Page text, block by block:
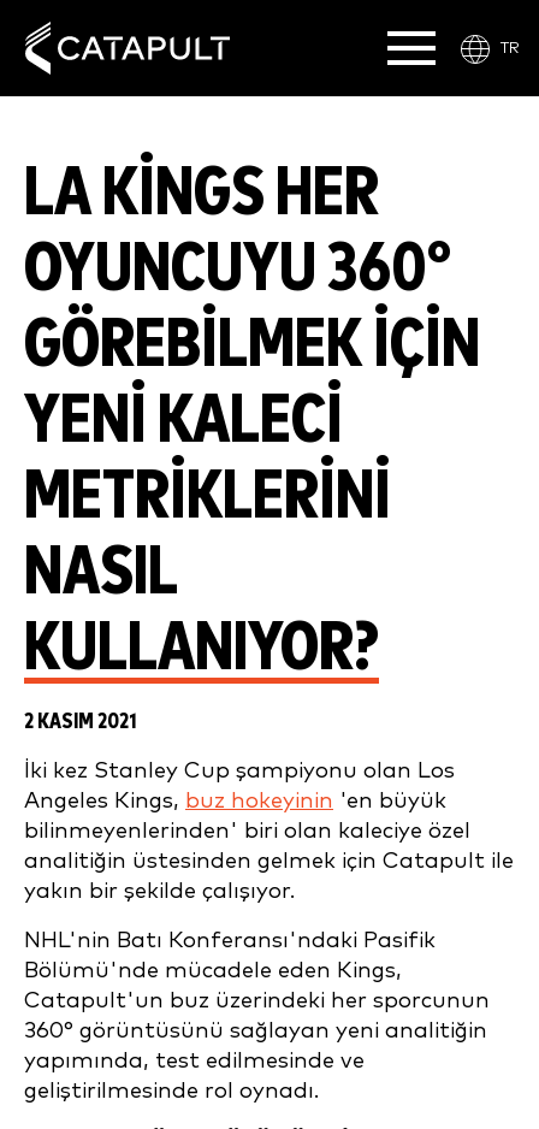
TR
LA KINGS HER
OYUNCUYU 360°
GÖREBILMEK İÇIN
YENI KALECI
METRIKLERINI
NASIL
KULLANIYOR?
2 KASIM 2021
İki kez Stanley Cup şampiyonu olan Los
Angeles Kings, buz hokeyinin 'en büyük
bilinmeyenlerinden' biri olan kaleciye özel
analitiğin üstesinden gelmek için Catapult ile
yakın bir şekilde çalışıyor.
NHL'nin Batı Konferansı'ndaki Pasifik
Bölümü'nde mücadele eden Kings,
Catapult'un buz üzerindeki her sporcunun
360° görüntüsünü sağlayan yeni analitiğin
yapımında, test edilmesinde ve
geliştirilmesinde rol oynadı.